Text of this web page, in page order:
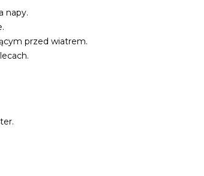
napy.
przed wiatrem.